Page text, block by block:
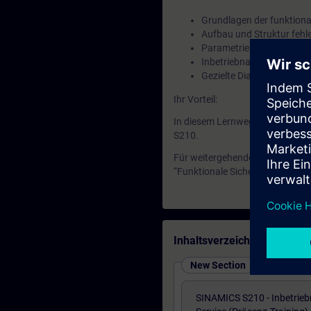
Grundlagen der
Aufbau und Struktur
Parametrierung
Inbetriebnahme und
Gezielte Diagnose und
Ihr Vorteil:
In diesem Lernweg erwerben
S210.
Für weitergehende
“Funktionale Sicherheit im
Inhaltsverzeichnis
New Section
SINAMICS S210 -